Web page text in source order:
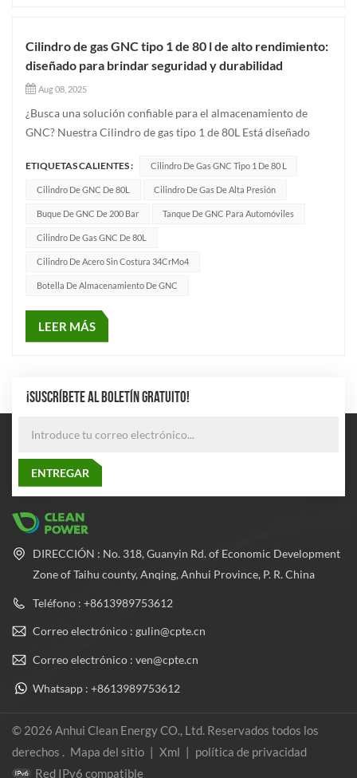
Cilindro de gas GNC tipo 1 de 80 l de alto rendimiento:
diseñado para brindar seguridad y durabilidad
Aug 08, 2025
¿Busca una solución confiable para el almacenamiento de
GNC? Nuestra Cilindro de gas tipo 1 de 80L Está diseñado
ideal para aplicaciones industriales, automotrices y
energéticas. 💪Características principales:✔ Construcción
robusta:Hecho...
ETIQUETAS CALIENTES : Cilindro De Gas GNC Tipo 1 De 80 L
Cilindro De GNC De 80L Cilindro De Gas De Alta Presión
Buque De GNC De 200 Bar Tanque De GNC Para Automóviles
Cilindro De Gas GNC De 80L
Cilindro De Acero Sin Costura 34CrMo4
Botella De Almacenamiento De GNC
LEER MÁS
¡SUSCRÍBETE AL BOLETÍN GRATUITO!
DIRECCIÓN : No. 318, Guanyin Rd. of Economic Development
Zone of Taihu county, Anqing, Anhui Province, P. R. China
Teléfono : +8613989753612
Correo electrónico : gulin@cpte.cn
Correo electrónico : ven@cpte.cn
Whatsapp : +8613989753612
© 2026 Anhui Clean Energy CO., Ltd. Reservados todos los
derechos . Mapa del sitio | Xml | política de privacidad
Red IPv6 compatible